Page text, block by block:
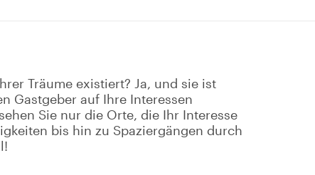
Träume existiert? Ja, und sie ist
Gastgeber auf Ihre Interessen
Sie nur die Orte, die Ihr Interesse
bis hin zu Spaziergängen durch